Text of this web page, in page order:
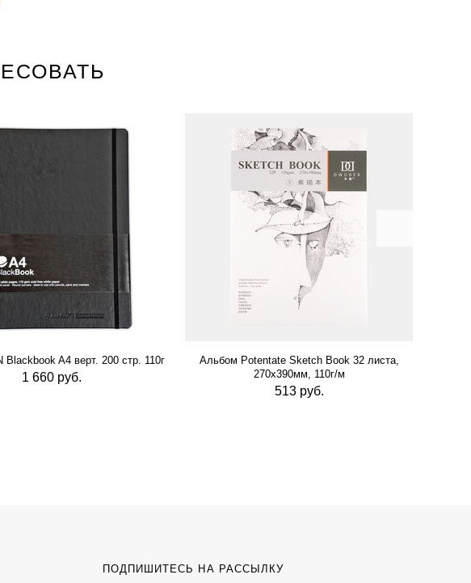
A4 верт. 200 стр. 110г
1 660 руб.
Альбом Potentate Sketch Book 32 листа,
270х390мм, 110г/м
513 руб.
ПОДПИШИТЕСЬ НА РАССЫЛКУ